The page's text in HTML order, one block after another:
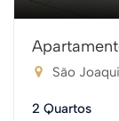
São
2 Quartos